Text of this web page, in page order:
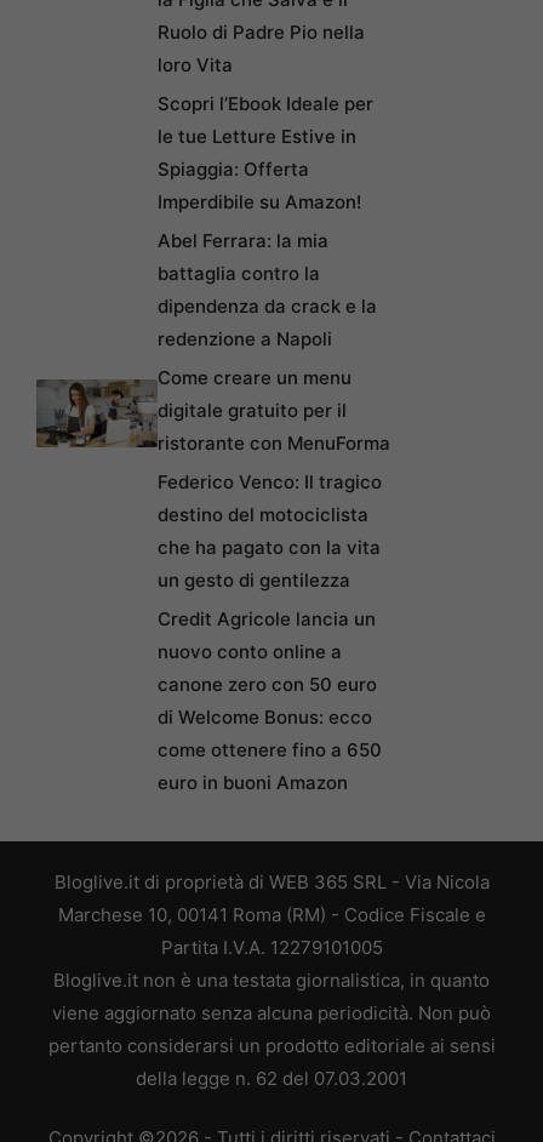
loro Vita
Scopri l’Ebook Ideale per
le tue Letture Estive in
Spiaggia: Offerta
Imperdibile su Amazon!
Abel Ferrara: la mia
battaglia contro la
dipendenza da crack e la
redenzione a Napoli
Come creare un menu
digitale gratuito per il
ristorante con MenuForma
Federico Venco: Il tragico
destino del motociclista
che ha pagato con la vita
un gesto di gentilezza
Credit Agricole lancia un
nuovo conto online a
canone zero con 50 euro
di Welcome Bonus: ecco
come ottenere fino a 650
euro in buoni Amazon
Bloglive.it di proprietà di WEB 365 SRL - Via Nicola
Marchese 10, 00141 Roma (RM) - Codice Fiscale e
Partita I.V.A. 12279101005
Bloglive.it non è una testata giornalistica, in quanto
viene aggiornato senza alcuna periodicità. Non può
pertanto considerarsi un prodotto editoriale ai sensi
della legge n. 62 del 07.03.2001